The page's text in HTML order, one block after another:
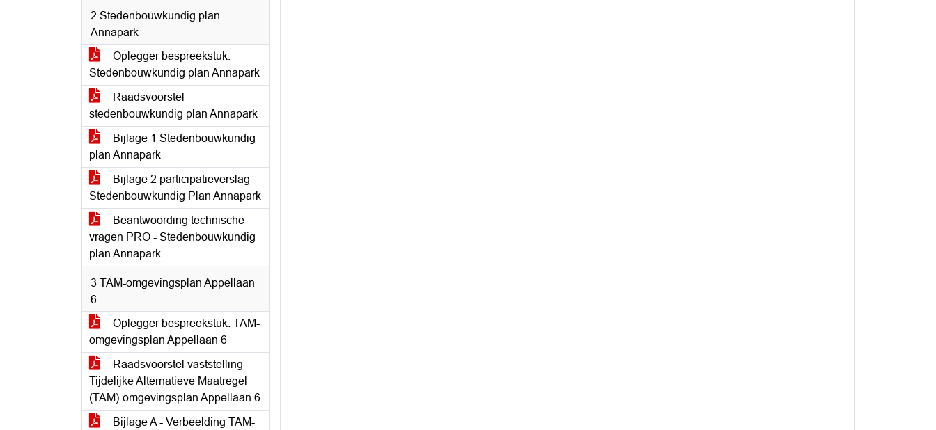
2 Stedenbouwkundig plan
Annapark
Oplegger bespreekstuk.
Stedenbouwkundig plan Annapark
Raadsvoorstel
stedenbouwkundig plan Annapark
Bijlage 1 Stedenbouwkundig
plan Annapark
Bijlage 2 participatieverslag
Stedenbouwkundig Plan Annapark
Beantwoording technische
vragen PRO - Stedenbouwkundig
plan Annapark
3 TAM-omgevingsplan Appellaan
6
Oplegger bespreekstuk. TAM-
omgevingsplan Appellaan 6
Raadsvoorstel vaststelling
Tijdelijke Alternatieve Maatregel
(TAM)-omgevingsplan Appellaan 6
Bijlage A - Verbeelding TAM-